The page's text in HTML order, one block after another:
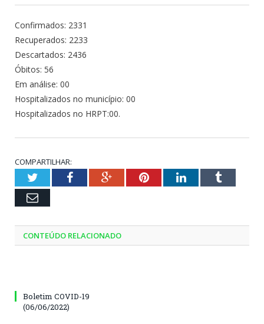
Confirmados: 2331
Recuperados: 2233
Descartados: 2436
Óbitos: 56
Em análise: 00
Hospitalizados no município: 00
Hospitalizados no HRPT:00.
COMPARTILHAR:
TwitterFacebookGoogle+PinterestLinkedInTumblr
Email
CONTEÚDO RELACIONADO
Boletim COVID-19
(06/06/2022)